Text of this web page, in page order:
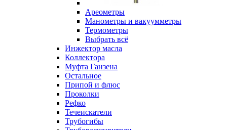
Ареометры
Манометры и вакуумметры
Термометры
Выбрать всё
Инжектор масла
Коллектора
Муфта Ганзена
Остальное
Припой и флюс
Проколки
Рефко
Течеискатели
Трубогибы